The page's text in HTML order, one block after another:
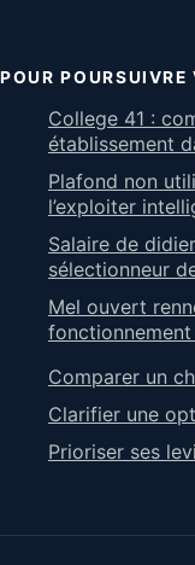
POUR POURSUIVRE
College 41 :
établissement
Plafond non
l’exploiter
Salaire de
sélectionneur
Mel ouvert
Comparer un
Clarifier une
Prioriser ses